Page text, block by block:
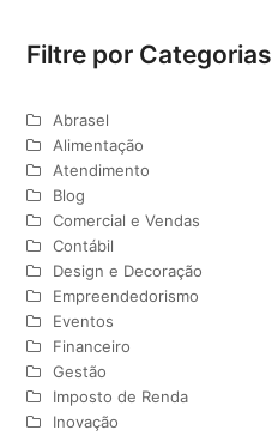
Filtre por Categorias
Abrasel
Alimentação
Atendimento
Blog
Comercial e Vendas
Contábil
Design e Decoração
Empreendedorismo
Eventos
Financeiro
Gestão
Imposto de Renda
Inovação